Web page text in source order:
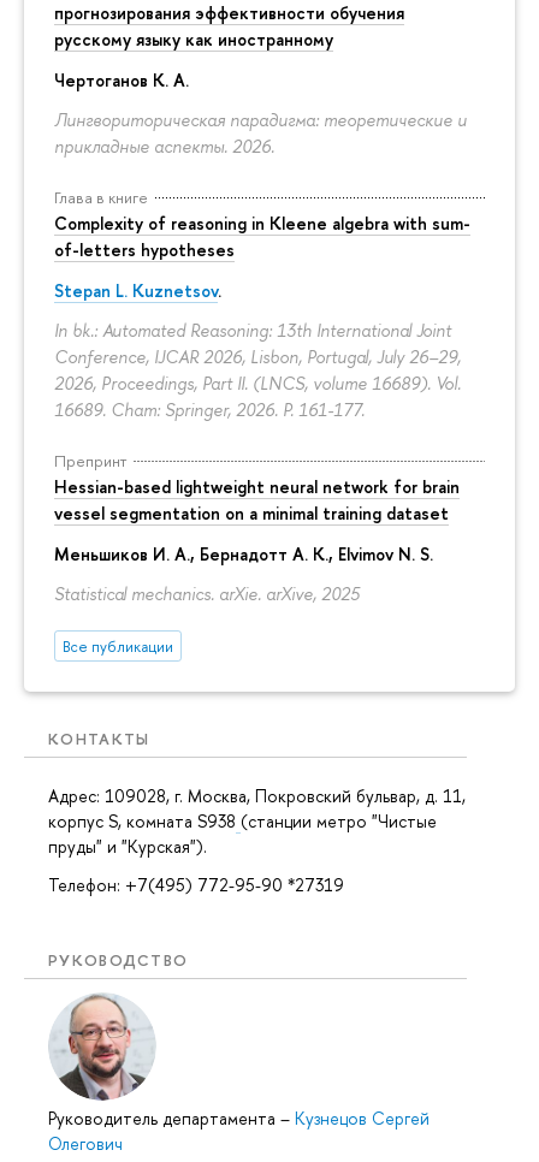
прогнозирования эффективности обучения
русскому языку как иностранному
Чертоганов К. А.
Лингвориторическая парадигма: теоретические и
прикладные аспекты. 2026.
Глава в книге
Complexity of reasoning in Kleene algebra with sum-
of-letters hypotheses
Stepan L. Kuznetsov.
In bk.: Automated Reasoning: 13th International Joint
Conference, IJCAR 2026, Lisbon, Portugal, July 26–29,
2026, Proceedings, Part II. (LNCS, volume 16689). Vol.
16689. Cham: Springer, 2026. P. 161-177.
Препринт
Hessian-based lightweight neural network for brain
vessel segmentation on a minimal training dataset
Меньшиков И. А., Бернадотт А. К., Elvimov N. S.
Statistical mechanics. arXie. arXive, 2025
Все публикации
КОНТАКТЫ
Адрес: 109028, г. Москва, Покровский бульвар, д. 11,
корпус S, комната S938 (станции метро "Чистые
пруды" и "Курская").
Телефон: +7(495) 772-95-90 *27319
РУКОВОДСТВО
Руководитель департамента – Кузнецов Сергей
Олегович